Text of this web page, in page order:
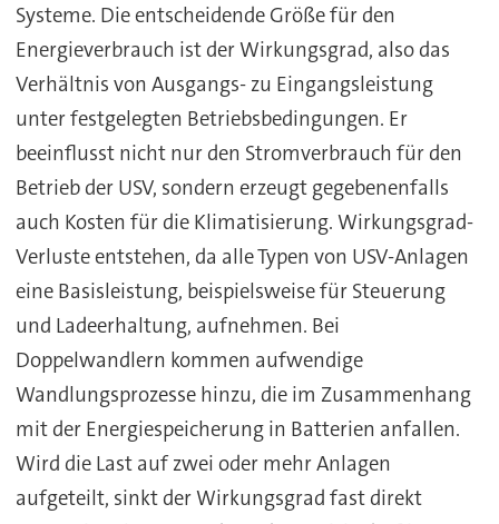
Systeme. Die entscheidende Größe für den
Energieverbrauch ist der Wirkungsgrad, also das
Verhältnis von Ausgangs- zu Eingangsleistung
unter festgelegten Betriebsbedingungen. Er
beeinflusst nicht nur den Stromverbrauch für den
Betrieb der USV, sondern erzeugt gegebenenfalls
auch Kosten für die Klimatisierung. Wirkungsgrad-
Verluste entstehen, da alle Typen von USV-Anlagen
eine Basisleistung, beispielsweise für Steuerung
und Ladeerhaltung, aufnehmen. Bei
Doppelwandlern kommen aufwendige
Wandlungsprozesse hinzu, die im Zusammenhang
mit der Energiespeicherung in Batterien anfallen.
Wird die Last auf zwei oder mehr Anlagen
aufgeteilt, sinkt der Wirkungsgrad fast direkt